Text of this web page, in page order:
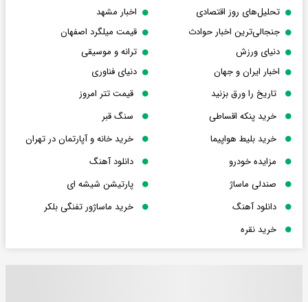
تحلیل‌های روز اقتصادی
اخبار مشهد
جنجالی‌ترین اخبار حوادث
قیمت میلگرد اصفهان
دنیای ورزش
ترانه و موسیقی
اخبار ایران و جهان
دنیای فناوری
تاریخ را ورق بزنید
قیمت تتر امروز
خرید پنکه اقساطی
سنگ قبر
خرید بلیط هواپیما
خرید خانه و آپارتمان در تهران
مزایده خودرو
دانلود آهنگ
صندلی ماساژ
پارتیشن شیشه ای
دانلود آهنگ
خرید ماساژور تفنگی بلکر
خرید نقره